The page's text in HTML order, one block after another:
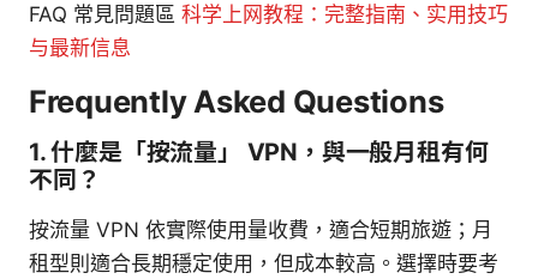
FAQ 常見問題區 科学上网教程：完整指南、实用技巧
与最新信息
Frequently Asked Questions
1. 什麼是「按流量」 VPN，與一般月租有何
不同？
按流量 VPN 依實際使用量收費，適合短期旅遊；月
租型則適合長期穩定使用，但成本較高。選擇時要考